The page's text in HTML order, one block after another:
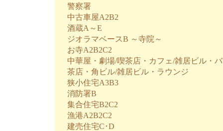
警察署
中古車屋A2B2
酒蔵A～E
ジオラマベースB ～寺院～
お寺A2B2C2
中華屋・劇場/喫茶店・カフェ/雑居ビル・
茶店・角ビル/雑居ビル・ラウンジ
狭小住宅A3B3
消防署B
集合住宅B2C2
漁港A2B2C2
建売住宅C･D